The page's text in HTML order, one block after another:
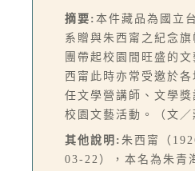
摘要: 本件藏品為國立
系贈與朱西甯之紀念旗
團帶起校園間旺盛的
西甯此時亦常受邀於
任文學營講師、文學
校園文藝活動。（文／
其他說明: 朱西甯（
03-22），本名為朱青